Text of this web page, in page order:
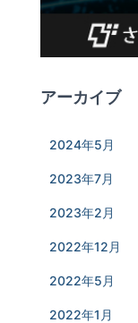
アーカイブ
2024年5月
2023年7月
2023年2月
2022年12月
2022年5月
2022年1月